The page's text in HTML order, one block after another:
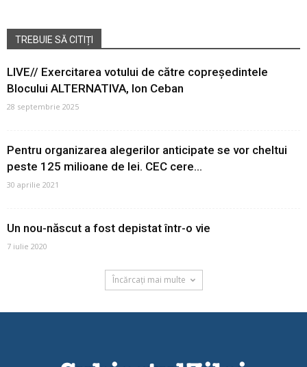
TREBUIE SĂ CITIȚI
LIVE// Exercitarea votului de către copreședintele
Blocului ALTERNATIVA, Ion Ceban
28 septembrie 2025
Pentru organizarea alegerilor anticipate se vor cheltui
peste 125 milioane de lei. CEC cere...
30 aprilie 2021
Un nou-născut a fost depistat într-o vie
7 iulie 2020
Încărcați mai multe